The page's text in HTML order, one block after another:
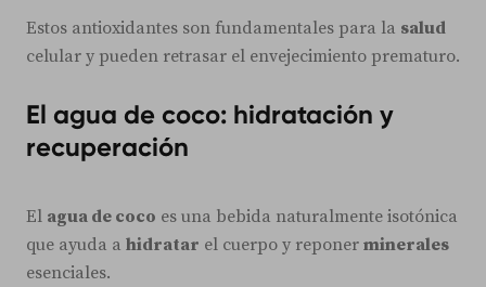
Estos antioxidantes son fundamentales para la salud
celular y pueden retrasar el envejecimiento prematuro.
El agua de coco: hidratación y
recuperación
El agua de coco es una bebida naturalmente isotónica
que ayuda a hidratar el cuerpo y reponer minerales
esenciales.